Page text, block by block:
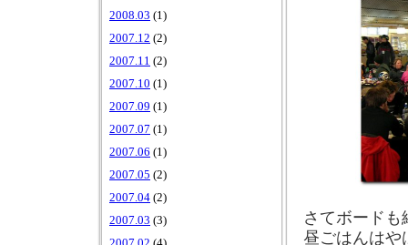
2008.03 (1)
2007.12 (2)
2007.11 (2)
2007.10 (1)
2007.09 (1)
2007.07 (1)
2007.06 (1)
2007.05 (2)
2007.04 (2)
2007.03 (3)
さてボード
昼ごはんは